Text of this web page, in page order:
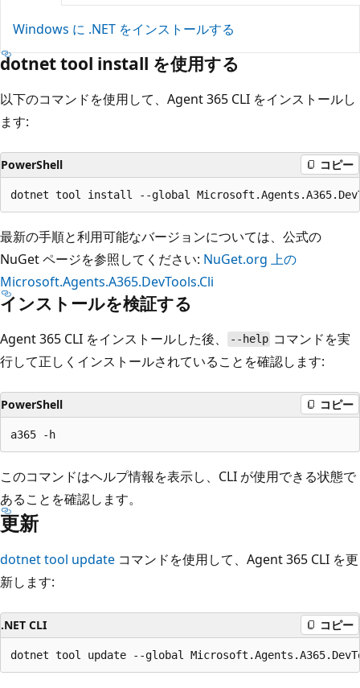
Windows に .NET をインストールする
dotnet tool install を使用する
以下のコマンドを使用して、Agent 365 CLI をインストールし
ます:
PowerShell コピー
最新の手順と利用可能なバージョンについては、公式の
NuGet ページを参照してください: NuGet.org 上の
Microsoft.Agents.A365.DevTools.Cli
インストールを検証する
Agent 365 CLI をインストールした後、 --help コマンドを実
行して正しくインストールされていることを確認します:
PowerShell コピー
このコマンドはヘルプ情報を表示し、CLI が使用できる状態で
あることを確認します。
更新
dotnet tool update コマンドを使用して、Agent 365 CLI を更
新します:
.NET CLI コピー